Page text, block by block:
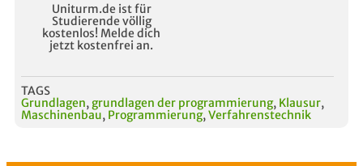
Uniturm.de ist für
Studierende völlig
kostenlos! Melde dich
jetzt kostenfrei an.
TAGS
Grundlagen, grundlagen der programmierung, Klausur,
Maschinenbau, Programmierung, Verfahrenstechnik